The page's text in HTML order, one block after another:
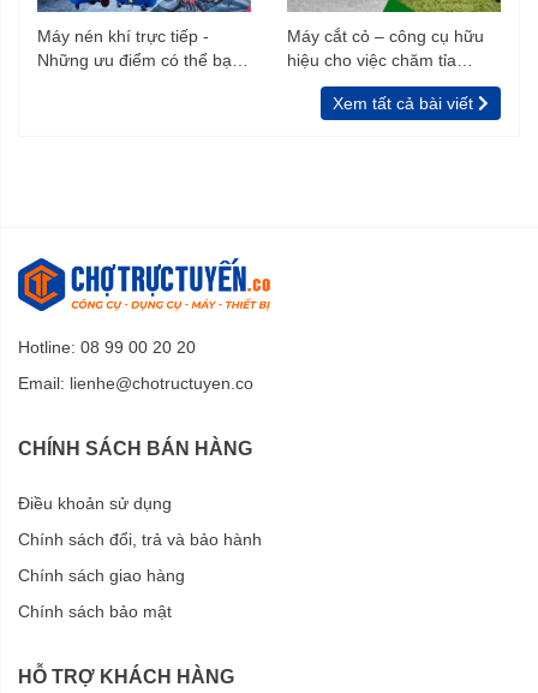
Máy nén khí trực tiếp -
Những ưu điểm có thể bạn
Máy cắt cỏ – công cụ hữu
hiệu cho việc chăm tỉa
vườn, rào
Xem tất cả bài viết
Hotline: 08 99 00 20 20
Email: lienhe@chotructuyen.co
CHÍNH SÁCH BÁN HÀNG
Điều khoản sử dụng
Chính sách đổi, trả và bảo hành
Chính sách giao hàng
Chính sách bảo mật
HỖ TRỢ KHÁCH HÀNG